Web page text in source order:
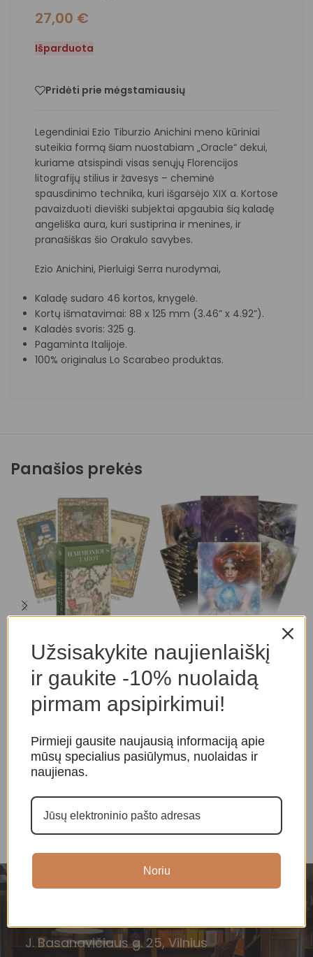
27,00 €
Išparduota
Pridėti prie mėgstamiausių
Legendiniai Ezio Tiburzio Anichini meno kūriniai
suteikia formą šiam nuostabiam „Oracle“ dekui,
kuriame atsispindi visas senųjų Florencijos
litografijų stilius ir žavesys – cheminė
spausdinimo technika, kuri išgarsėjo XIX a. Kortose
pavaizduoti dieviški subjektai apgaubia šią kaladę
angeliška aura, kuri sustiprina ir menines, ir
pranašiškas šio Orakulo savybes.
Ezio Anichini, Pierluigi Serra nurodymai,
Kaladę sudaro 46 kortos, knygelė.
Kortų išmatavimai: 88 x 125 mm (3.46” x 4.92”).
Kaladės svoris: 325 g.
Pagaminta Italijoje.
100% originalus Lo Scarabeo produktas.
Panašios prekės
Mini
Taro ir orakulo kortos Taro
19,00 €
Star Temple Oracle kortos
Taro ir orakulo kortos
Orakulo kortos
39,00
J. Basanavičiaus g. 25, Vilnius
Užsisakykite naujienlaiškį
ir gaukite -10% nuolaidą
pirmam apsipirkimui!
Pirmieji gausite naujausią informaciją apie
mūsų specialius pasiūlymus, nuolaidas ir
naujienas.
Noriu